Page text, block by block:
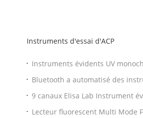
Instruments d'essai d'ACP
Instruments évidents UV
Plate Reader du Bio-lecteur 300
Bluetooth a automatisé des
distributeur de pipette
9 canaux Elisa Lab Instrument
l'ACP 750nm
Lecteur fluorescent Multi Mode